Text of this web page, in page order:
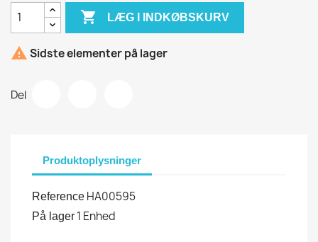
 LÆG I INDKØBSKURV
 Sidste elementer på lager
Del
Produktoplysninger
Reference HA00595
På lager 1 Enhed